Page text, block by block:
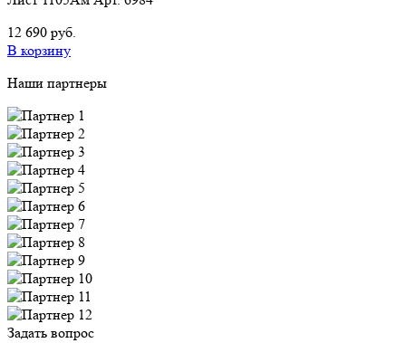
12 690 руб.
В корзину
Наши партнеры
Задать вопрос